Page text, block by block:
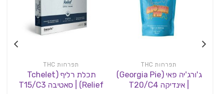
תפרחות THC
ג'ורג'יה פאי (Georgia Pie)
| אינדיקה T20/C4
תפרחות THC
תכלת רליף (Tchelet
Relief) | סאטיבה T15/C3